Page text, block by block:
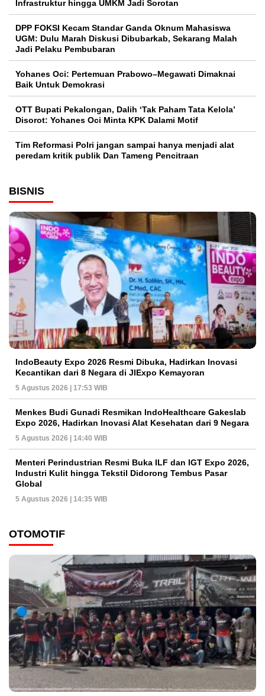
Infrastruktur hingga UMKM Jadi Sorotan
DPP FOKSI Kecam Standar Ganda Oknum Mahasiswa
UGM: Dulu Marah Diskusi Dibubarkab, Sekarang Malah
Jadi Pelaku Pembubaran
Yohanes Oci: Pertemuan Prabowo–Megawati Dimaknai
Baik Untuk Demokrasi
OTT Bupati Pekalongan, Dalih ‘Tak Paham Tata Kelola’
Disorot: Yohanes Oci Minta KPK Dalami Motif
Tim Reformasi Polri jangan sampai hanya menjadi alat
peredam kritik publik Dan Tameng Pencitraan
BISNIS
IndoBeauty Expo 2026 Resmi Dibuka, Hadirkan Inovasi
Kecantikan dari 8 Negara di JIExpo Kemayoran
5 Agustus 2026 | 17:53 WIB
Menkes Budi Gunadi Resmikan IndoHealthcare Gakeslab
Expo 2026, Hadirkan Inovasi Alat Kesehatan dari 9 Negara
5 Agustus 2026 | 14:40 WIB
Menteri Perindustrian Resmi Buka ILF dan IGT Expo 2026,
Industri Kulit hingga Tekstil Didorong Tembus Pasar
Global
5 Agustus 2026 | 14:35 WIB
OTOMOTIF